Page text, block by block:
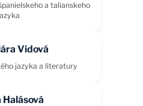
a talianskeho
Vidová
jazyka a literatury
Halásová